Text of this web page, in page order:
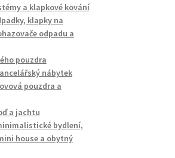
a klapkové kování
klapky na
odpadu a
pouzdra
nábytek
pouzdra a
a jachtu
bydlení,
house a obytný